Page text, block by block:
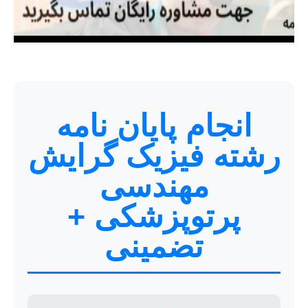
انجام پایان نامه
رشته فیزیک گرایش
مهندسی
پرتوپزشکی +
تضمینی